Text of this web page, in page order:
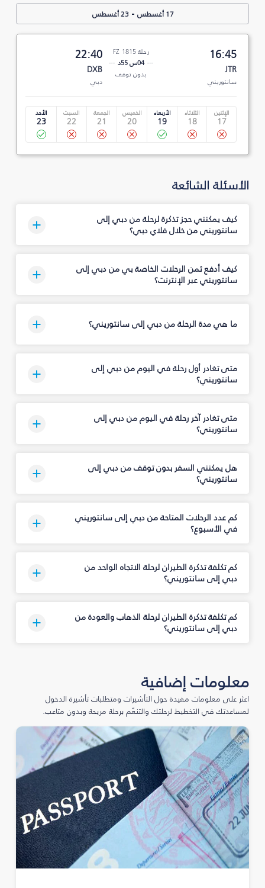
17 أغسطس -23 أغسطس
16:45
JTR
سانتوريني
رحلة FZ 1815
04س 55د
بدون توقف
22:40
DXB
دبي
الإثنين
17
الثلاثاء
18
الأربعاء
19
الخميس
20
الجمعة
21
السبت
22
الأحد
23
الأسئلة الشائعة
كيف يمكنني حجز تذكرة لرحلة من دبي إلى
سانتوريني من خلال فلاي دبي؟
كيف أدفع ثمن الرحلات الخاصة بي من دبي إلى
سانتوريني عبر الإنترنت؟
ما هي مدة الرحلة من دبي إلى سانتوريني؟
متى تغادر أول رحلة في اليوم من دبي إلى
سانتوريني؟
متى تغادر آخر رحلة في اليوم من دبي إلى
سانتوريني؟
هل يمكنني السفر بدون توقف من دبي إلى
سانتوريني؟
كم عدد الرحلات المتاحة من دبي إلى سانتوريني
في الأسبوع؟
كم تكلفة تذكرة الطيران لرحلة الاتجاه الواحد من
دبي إلى سانتوريني؟
كم تكلفة تذكرة الطيران لرحلة الذهاب والعودة من
دبي إلى سانتوريني؟
معلومات إضافية
اعثر على معلومات مفيدة حول التأشيرات ومتطلبات تأشيرة الدخول
لمساعدتك في التخطيط لرحلتك والتنعّم برحلة مريحة وبدون متاعب.